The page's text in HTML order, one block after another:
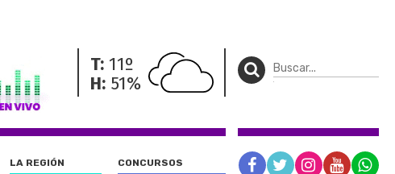
T: 11º
H: 51%
LA REGIÓN CONCURSOS